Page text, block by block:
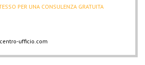
PER UNA CONSULENZA GRATUITA
ufficio.com